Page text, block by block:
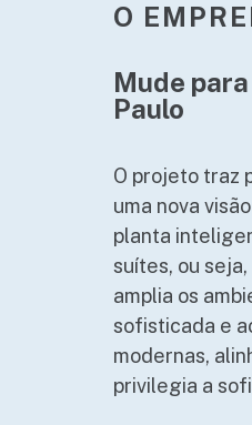
O
Mude
Paulo
O projeto traz
uma nova
planta
suítes, ou
amplia os
sofisticada e
modernas,
privilegia a